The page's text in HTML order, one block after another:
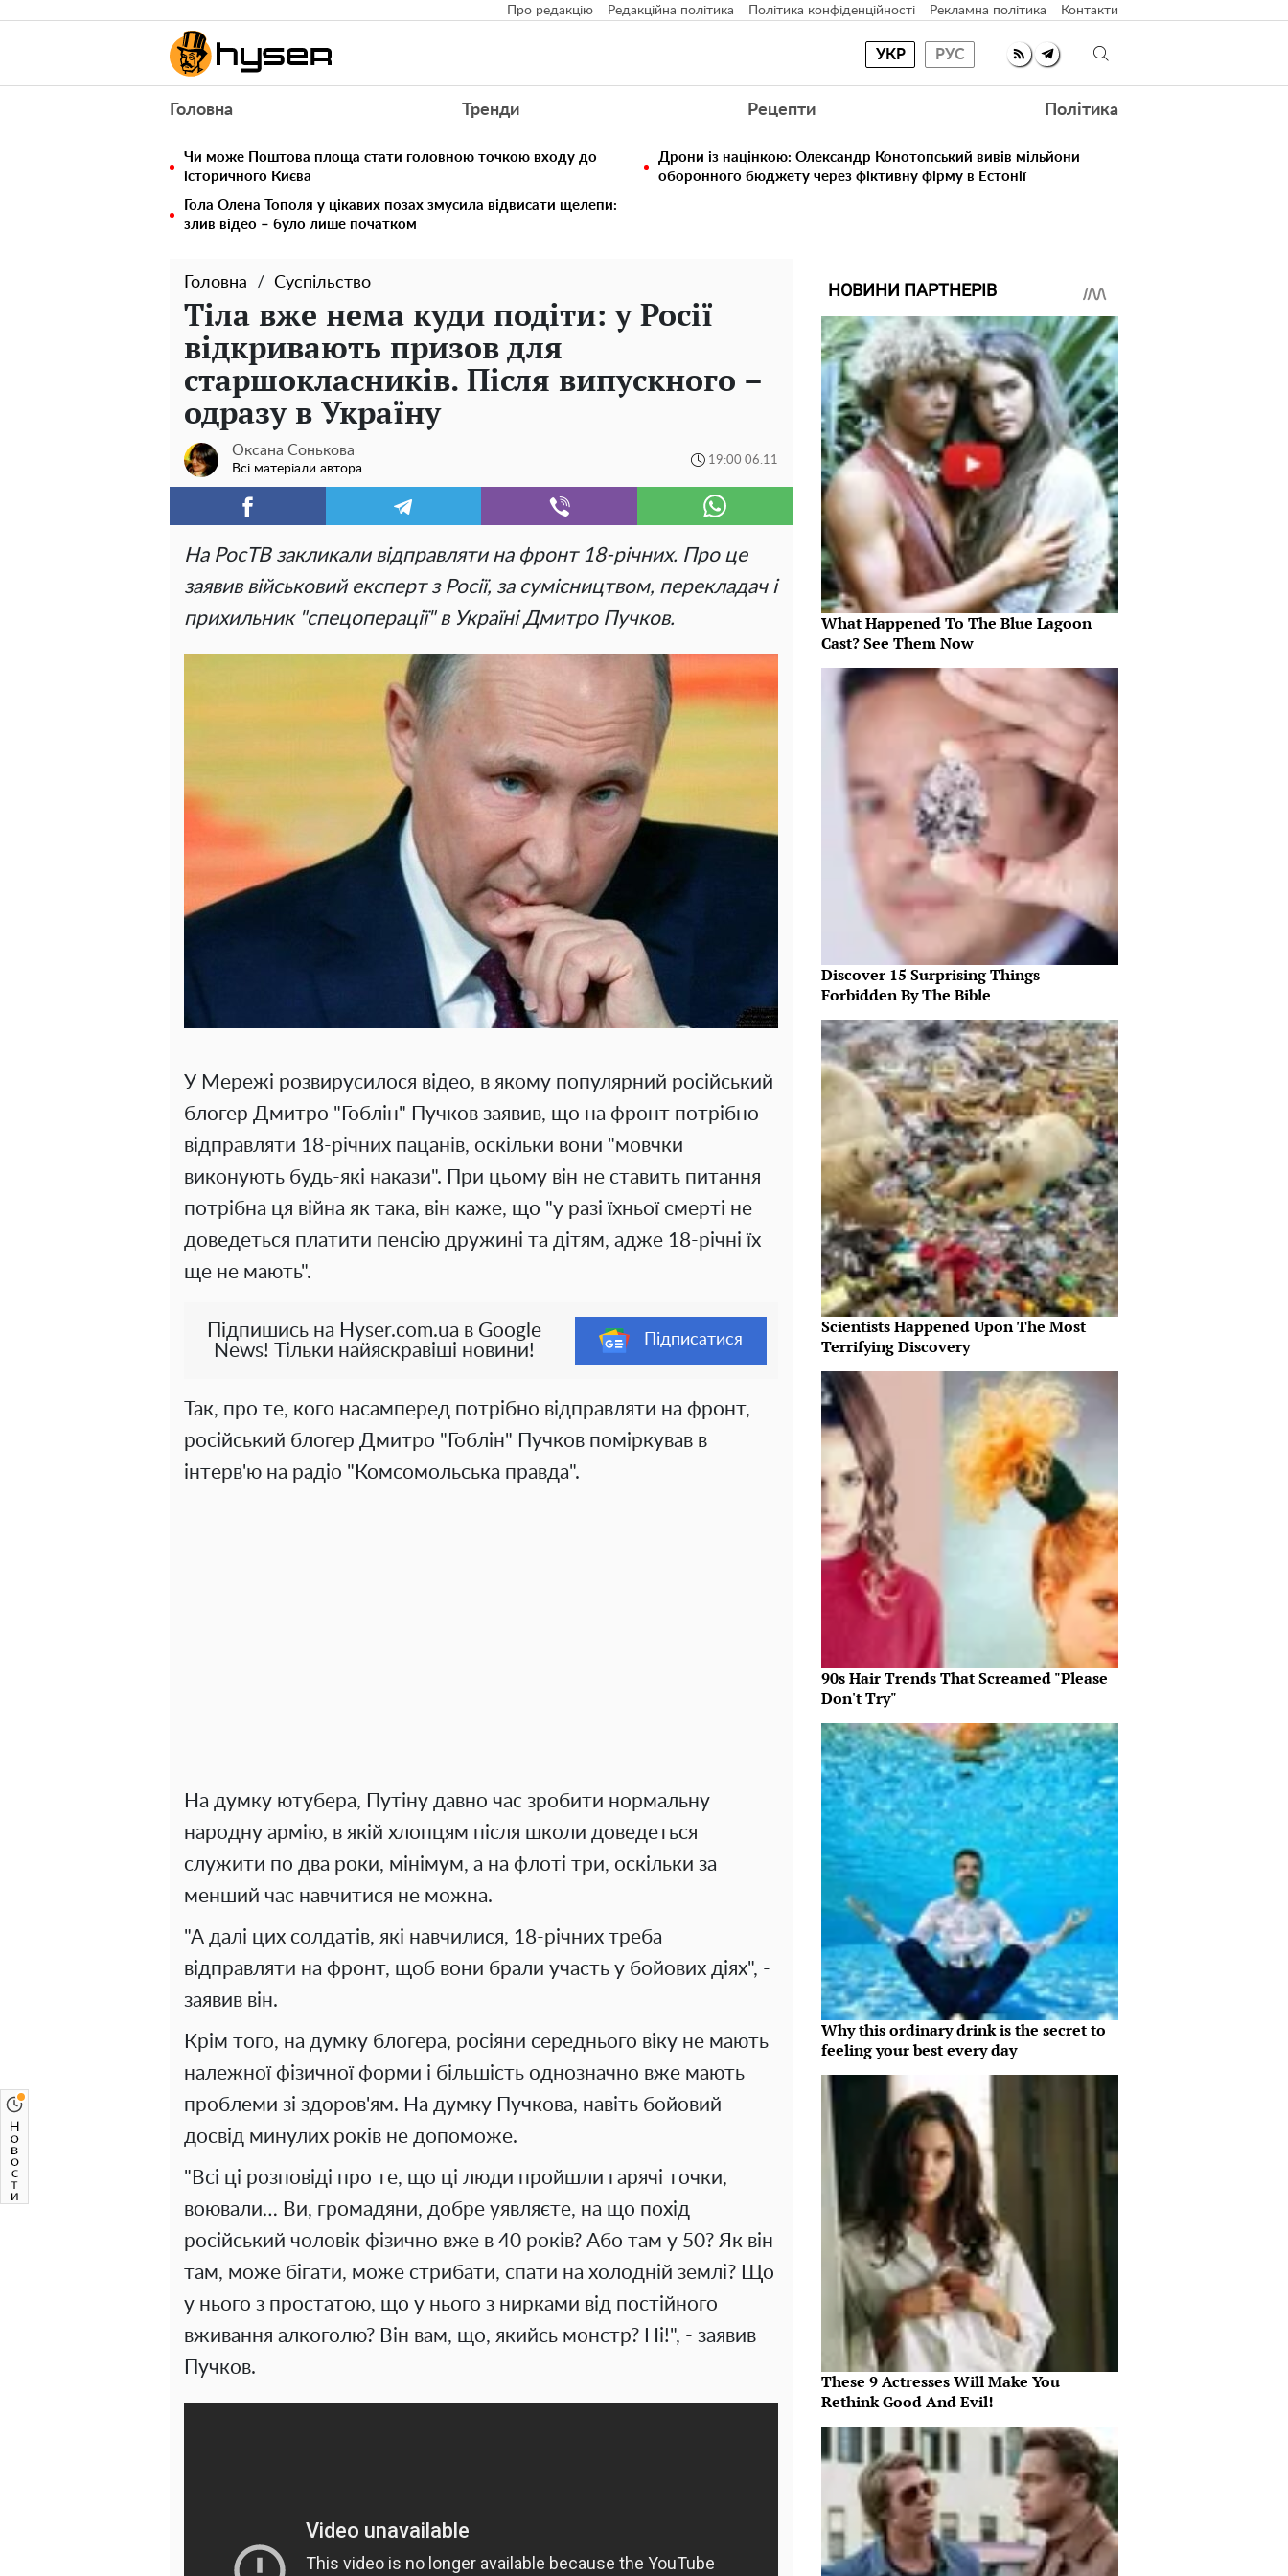
Про редакцію Редакційна політика Політика конфіденційності Рекламна політика Контакти
УКР РУС
Головна Тренди Рецепти Політика
Чи може Поштова площа стати головною точкою входу до
історичного Києва
Дрони із націнкою: Олександр Конотопський вивів мільйони
оборонного бюджету через фіктивну фірму в Естонії
Гола Олена Тополя у цікавих позах змусила відвисати щелепи:
злив відео – було лише початком
Головна Суспільство
Тіла вже нема куди подіти: у Росії
відкривають призов для
старшокласників. Після випускного –
одразу в Україну
Оксана Сонькова
Всі матеріали автора
19:00 06.11
На РосТВ закликали відправляти на фронт 18-річних. Про це
заявив військовий експерт з Росії, за сумісництвом, перекладач і
прихильник "спецоперації" в Україні Дмитро Пучков.
У Мережі розвирусилося відео, в якому популярний російський
блогер Дмитро "Гоблін" Пучков заявив, що на фронт потрібно
відправляти 18-річних пацанів, оскільки вони "мовчки
виконують будь-які накази". При цьому він не ставить питання
потрібна ця війна як така, він каже, що "у разі їхньої смерті не
доведеться платити пенсію дружині та дітям, адже 18-річні їх
ще не мають".
Підпишись на Hyser.com.ua в Google
News! Тільки найяскравіші новини!
Підписатися
Так, про те, кого насамперед потрібно відправляти на фронт,
російський блогер Дмитро "Гоблін" Пучков поміркував в
інтерв'ю на радіо "Комсомольська правда".
На думку ютубера, Путіну давно час зробити нормальну
народну армію, в якій хлопцям після школи доведеться
служити по два роки, мінімум, а на флоті три, оскільки за
менший час навчитися не можна.
"А далі цих солдатів, які навчилися, 18-річних треба
відправляти на фронт, щоб вони брали участь у бойових діях", -
заявив він.
Крім того, на думку блогера, росіяни середнього віку не мають
належної фізичної форми і більшість однозначно вже мають
проблеми зі здоров'ям. На думку Пучкова, навіть бойовий
досвід минулих років не допоможе.
"Всі ці розповіді про те, що ці люди пройшли гарячі точки,
воювали… Ви, громадяни, добре уявляєте, на що похід
російський чоловік фізично вже в 40 років? Або там у 50? Як він
там, може бігати, може стрибати, спати на холодній землі? Що
у нього з простатою, що у нього з нирками від постійного
вживання алкоголю? Він вам, що, якийсь монстр? Ні!", - заявив
Пучков.
НОВИНИ ПАРТНЕРІВ
What Happened To The Blue Lagoon
Cast? See Them Now
Discover 15 Surprising Things
Forbidden By The Bible
Scientists Happened Upon The Most
Terrifying Discovery
90s Hair Trends That Screamed "Please
Don't Try"
Why this ordinary drink is the secret to
feeling your best every day
These 9 Actresses Will Make You
Rethink Good And Evil!